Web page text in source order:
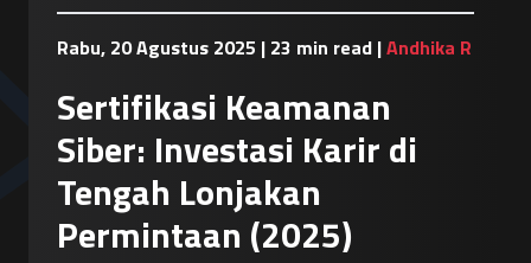
Rabu, 20 Agustus 2025 | 23 min read |Andhika R
Sertifikasi Keamanan
Siber: Investasi Karir di
Tengah Lonjakan
Permintaan (2025)